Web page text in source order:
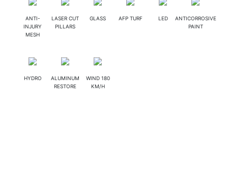
ANTI-
INJURY
MESH
LASER CUT
PILLARS
GLASS AFP TURF LED
ANTICORROSIVE
PAINT
HYDRO
ALUMINUM
RESTORE
WIND 180
KM/H